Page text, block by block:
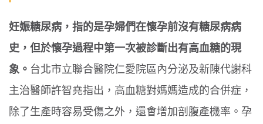
妊娠糖尿病，指的是孕婦們在懷孕前沒有糖尿病病
史，但於懷孕過程中第一次被診斷出有高血糖的現
象。 台北市立聯合醫院仁愛院區內分泌及新陳代謝科
主治醫師許智堯指出，高血糖對媽媽造成的合併症，
除了生產時容易受傷之外，還會增加剖腹產機率。孕